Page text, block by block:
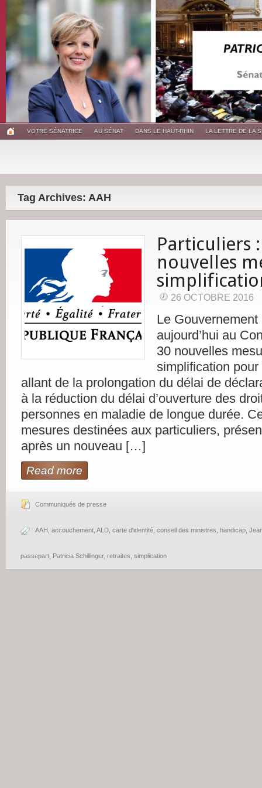
VOTRE SÉNATRICE AU SÉNAT DANS LE HAUT-RHIN LA LETTRE DE LA
Tag Archives: AAH
Particuliers
nouvelles
26 OCTOBRE 2016
Le Gouvernement
aujourd’hui au
30 nouvelles
simplification
allant de la prolongation du délai de
à la réduction du délai d’ouverture des
personnes en maladie de longue durée.
mesures destinées aux particuliers,
après un nouveau […]
Read more
Communiqués de presse
AAH accouchement ALD carte d'identité conseil des ministres handicap
passepart Patricia Schillinger, retraites simplication